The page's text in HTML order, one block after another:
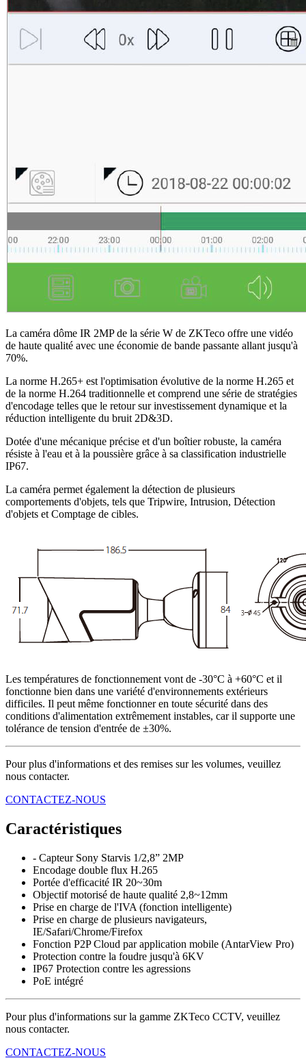
La caméra dôme IR 2MP de la série W de ZKTeco offre une vidéo
de haute qualité avec une économie de bande passante allant jusqu'à
70%.
La norme H.265+ est l'optimisation évolutive de la norme H.265 et
de la norme H.264 traditionnelle et comprend une série de stratégies
d'encodage telles que le retour sur investissement dynamique et la
réduction intelligente du bruit 2D&3D.
Dotée d'une mécanique précise et d'un boîtier robuste, la caméra
résiste à l'eau et à la poussière grâce à sa classification industrielle
IP67.
La caméra permet également la détection de plusieurs
comportements d'objets, tels que Tripwire, Intrusion, Détection
d'objets et Comptage de cibles.
Les températures de fonctionnement vont de -30°C à +60°C et il
fonctionne bien dans une variété d'environnements extérieurs
difficiles. Il peut même fonctionner en toute sécurité dans des
conditions d'alimentation extrêmement instables, car il supporte une
tolérance de tension d'entrée de ±30%.
Pour plus d'informations et des remises sur les volumes, veuillez
nous contacter.
CONTACTEZ-NOUS
Caractéristiques
- Capteur Sony Starvis 1/2,8” 2MP
Encodage double flux H.265
Portée d'efficacité IR 20~30m
Objectif motorisé de haute qualité 2,8~12mm
Prise en charge de l'IVA (fonction intelligente)
Prise en charge de plusieurs navigateurs,
IE/Safari/Chrome/Firefox
Fonction P2P Cloud par application mobile (AntarView Pro)
Protection contre la foudre jusqu'à 6KV
IP67 Protection contre les agressions
PoE intégré
Pour plus d'informations sur la gamme ZKTeco CCTV, veuillez
nous contacter.
CONTACTEZ-NOUS